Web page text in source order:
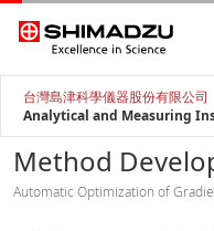
台灣島津科學儀器股份有限公司
Analytical and Measuring
Method
Automatic Optimization of